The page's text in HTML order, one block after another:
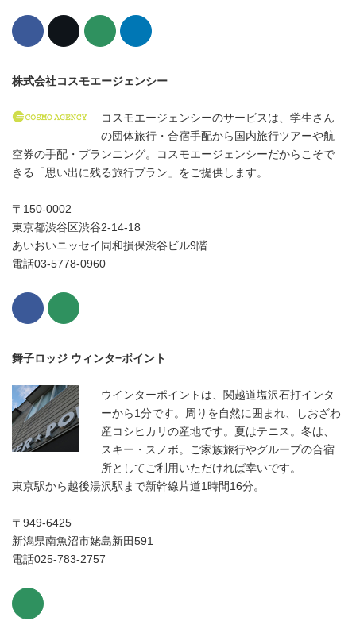
株式会社コスモエージェンシー
コスモエージェンシーのサービスは、学生さん
の団体旅行・合宿手配から国内旅行ツアーや航
空券の手配・プランニング。コスモエージェンシーだからこそで
きる「思い出に残る旅行プラン」をご提供します。
〒150-0002
東京都渋谷区渋谷2-14-18
あいおいニッセイ同和損保渋谷ビル9階
電話03-5778-0960
舞子ロッジ ウィンタ−ポイント
ウインターポイントは、関越道塩沢石打インタ
ーから1分です。周りを自然に囲まれ、しおざわ
産コシヒカリの産地です。夏はテニス。冬は、
スキー・スノボ。ご家族旅行やグループの合宿
所としてご利用いただければ幸いです。
東京駅から越後湯沢駅まで新幹線片道1時間16分。
〒949-6425
新潟県南魚沼市姥島新田591
電話025-783-2757